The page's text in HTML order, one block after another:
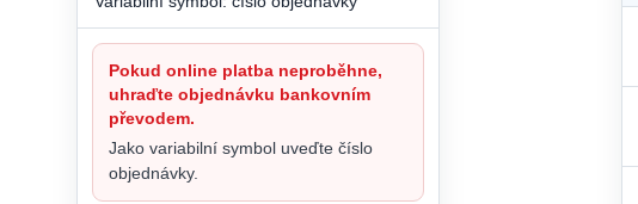
Pokud online platba neproběhne,
uhraďte objednávku bankovním
převodem.
Jako variabilní symbol uveďte číslo
objednávky.